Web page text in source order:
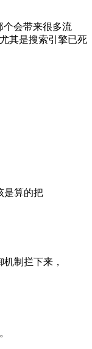
个会带来很多流
其是搜索引擎已死
是算的把
制拦下来，